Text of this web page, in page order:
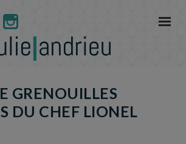
GRENOUILLES
DU CHEF LIONEL